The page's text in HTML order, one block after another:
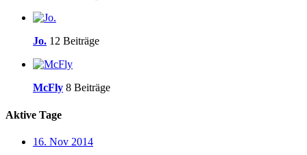
Jo. 12 Beiträge
McFly 8 Beiträge
Aktive Tage
16. Nov 2014